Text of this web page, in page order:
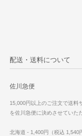
配送・送料について
佐川急便
15,000円以上のご注文で送料
を佐川急便に決めさせていた
北海道 - 1,400円（税込 1,540